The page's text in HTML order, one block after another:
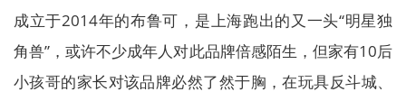
成立于2014年的布鲁可，是上海跑出的又一头“明星独
角兽”，或许不少成年人对此品牌倍感陌生，但家有10后
小孩哥的家长对该品牌必然了然于胸，在玩具反斗城、